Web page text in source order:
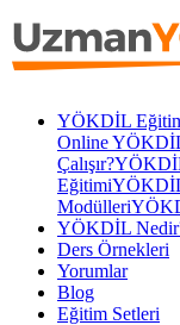
YÖKDİL
Online
Çalışır?
EğitimiYÖKDİL
Modülleri
YÖKDİL
Ders Örnekleri
Yorumlar
Blog
Eğitim Setleri